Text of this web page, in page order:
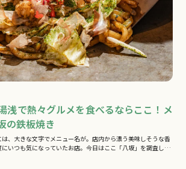
浅で熱々グルメを食べるならここ！メ
の鉄板焼き
、大きな文字でメニュー名が。店内から漂う美味しそうな香
いつも気になっていたお店。今日はここ「八坂」を調査し